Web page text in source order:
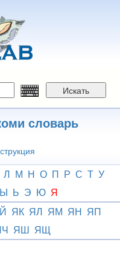
Искать
словарь
Л М Н О П Р С Т У
Ы Ь Э Ю Я
ЯК ЯЛ ЯМ ЯН ЯП
ЯШ ЯЩ